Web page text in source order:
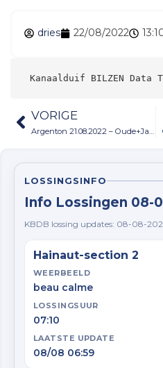
dries 22/08/2022
Kanaalduif BILZEN Data
VORIGE
Argenton 21.08.2022 – Oude+Jaarduiven
LOSSINGSINFO
Info Lossingen 08-
KBDB lossing updates: 08-08-
Hainaut-section 2
WEERBEELD
beau calme
LOSSINGSUUR
07:10
LAATSTE UPDATE
08/08 06:59